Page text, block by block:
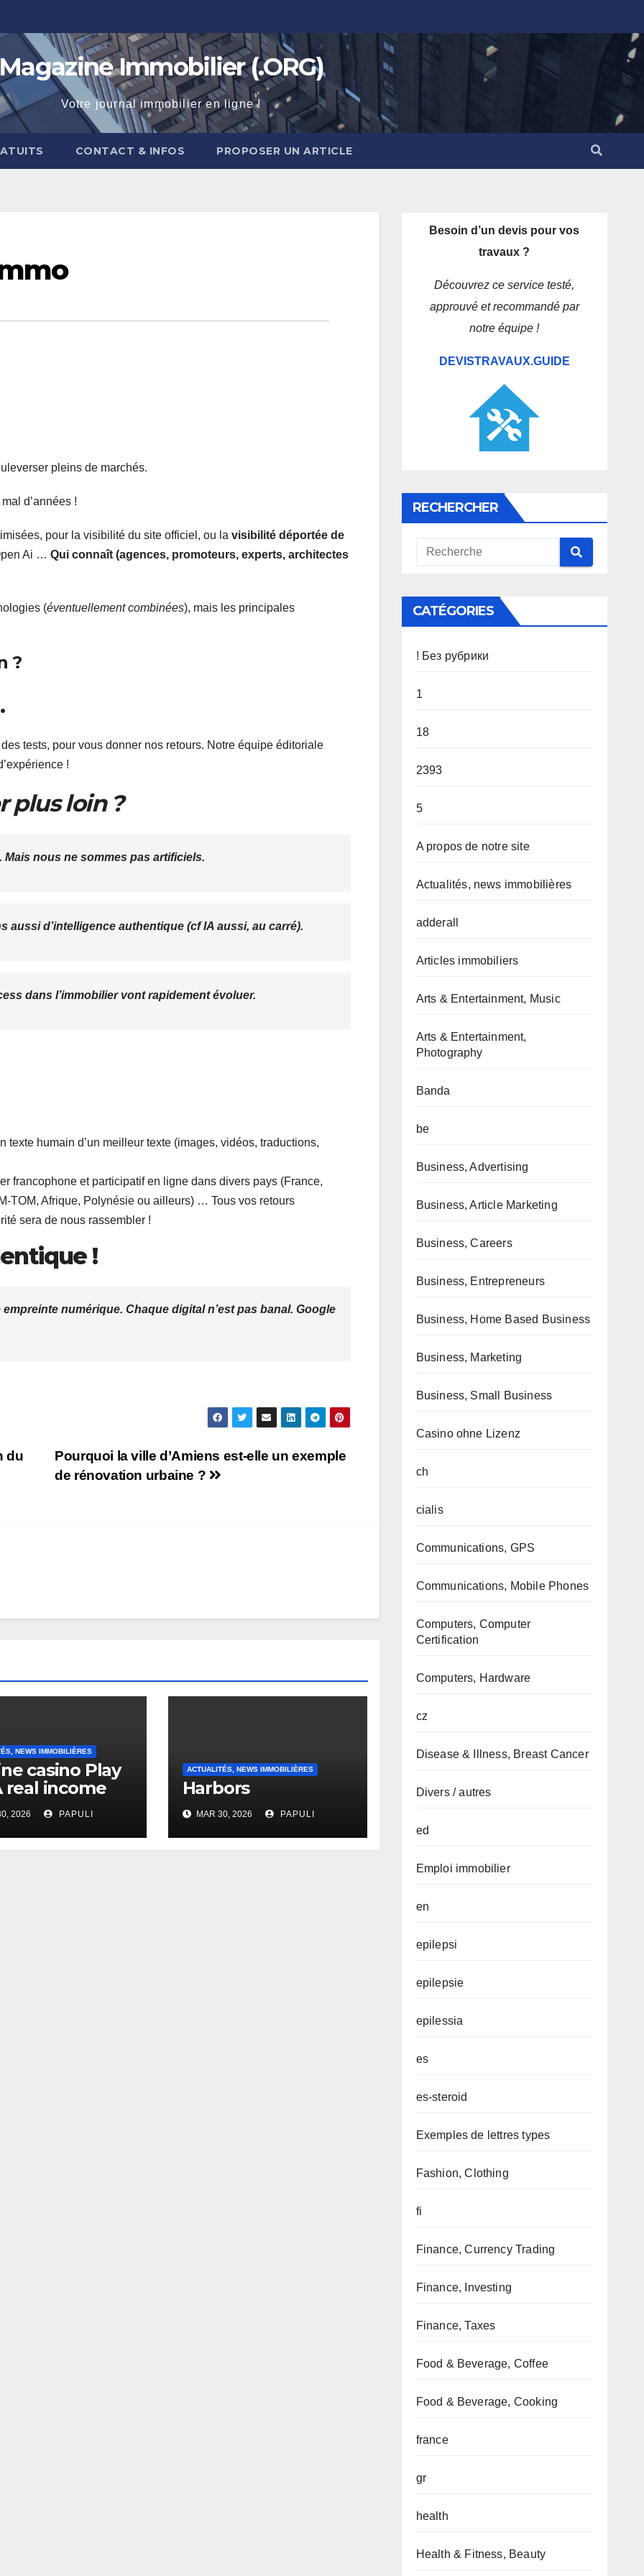
Magazine Immobilier (.ORG)
Votre journal immobilier en ligne !
CONTACT & INFOS PROPOSER UN ARTICLE
pleins de marchés.
d’années !
pour la visibilité du site officiel, ou la visibilité déportée de
Ai … Qui connaît (agences, promoteurs, experts, architectes
(éventuellement combinées), mais les principales
?
tests, pour vous donner nos retours. Notre équipe éditoriale
!
plus loin ?
nous ne sommes pas artificiels.
aussi d’intelligence authentique (cf IA aussi, au carré).
dans l’immobilier vont rapidement évoluer.
texte humain d’un meilleur texte (images, vidéos, traductions,
francophone et participatif en ligne dans divers pays (France,
TOM, Afrique, Polynésie ou ailleurs) … Tous vos retours
sera de nous rassembler !
!
numérique. Chaque digital n’est pas banal. Google
Pourquoi la ville d’Amiens est-elle un exemple
de rénovation urbaine ?
du
NEWS IMMOBILIÈRES
casino Play
real income
2026 PAPULI
ACTUALITÉS, NEWS IMMOBILIÈRES
Harbors
MAR 30, 2026 PAPULI
Besoin d’un devis pour vos
travaux ?
Découvrez ce service testé,
approuvé et recommandé par
notre équipe !
DEVISTRAVAUX.GUIDE
RECHERCHER
CATÉGORIES
! Без рубрики
1
18
2393
5
A propos de notre site
Actualités, news immobilières
adderall
Articles immobiliers
Arts & Entertainment, Music
Arts & Entertainment,
Photography
Banda
be
Business, Advertising
Business, Article Marketing
Business, Careers
Business, Entrepreneurs
Business, Home Based Business
Business, Marketing
Business, Small Business
Casino ohne Lizenz
ch
cialis
Communications, GPS
Communications, Mobile Phones
Computers, Computer
Certification
Computers, Hardware
cz
Disease & Illness, Breast Cancer
Divers / autres
ed
Emploi immobilier
en
epilepsi
epilepsie
epilessia
es
es-steroid
Exemples de lettres types
Fashion, Clothing
fi
Finance, Currency Trading
Finance, Investing
Finance, Taxes
Food & Beverage, Coffee
Food & Beverage, Cooking
france
gr
health
Health & Fitness, Beauty